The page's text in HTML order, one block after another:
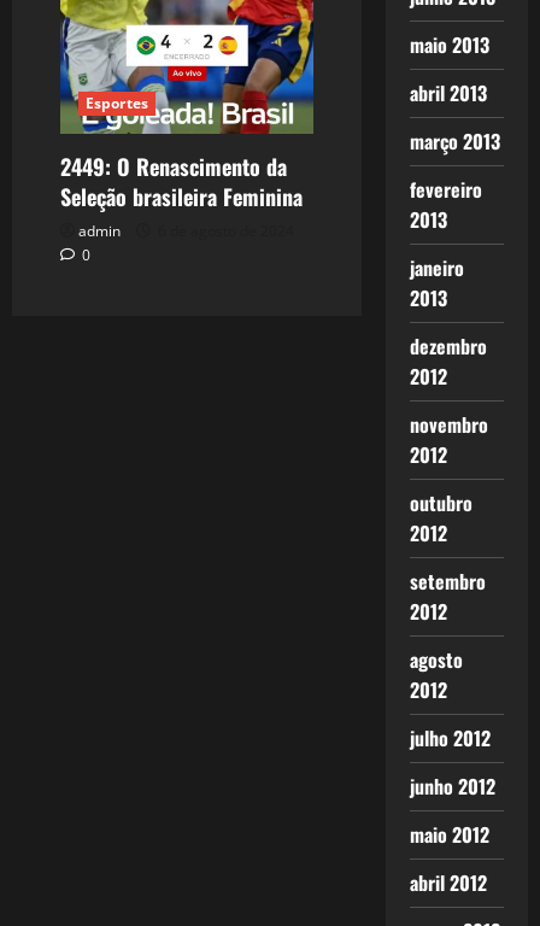
Esportes
2449: O Renascimento da
Seleção brasileira Feminina
admin
0
maio 2013
abril 2013
março 2013
fevereiro
2013
janeiro
2013
dezembro
2012
novembro
2012
outubro
2012
setembro
2012
agosto
2012
julho 2012
junho 2012
maio 2012
abril 2012